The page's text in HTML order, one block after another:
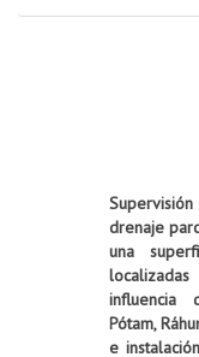
drenaje
una
Pótam,
e